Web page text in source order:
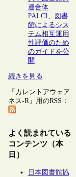
連合体
PALCI、図書
館によるシス
テム相互運用
性評価のため
のガイドを公
開
続きを見る
「カレントアウェア
ネス-R」用のRSS：
よく読まれている
コンテンツ（本
日）
日本図書館協